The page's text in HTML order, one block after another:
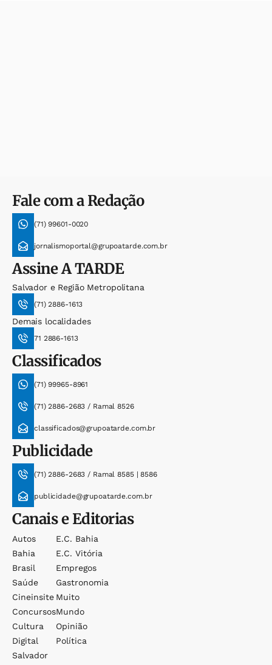
Fale com a Redação
(71) 99601-0020
jornalismoportal@grupoatarde.com.br
AssineA TARDE
Salvador e Região Metropolitana
(71) 2886-1613
Demais localidades
71 2886-1613
Classificados
(71) 99965-8961
(71) 2886-2683 / Ramal 8526
classificados@grupoatarde.com.br
Publicidade
(71) 2886-2683 / Ramal 8585 | 8586
publicidade@grupoatarde.com.br
Canais e Editorias
Autos
Bahia
Brasil
Saúde
Cineinsite
Concursos
Cultura
Digital
Salvador
E.c. Bahia
E.c. Vitória
Empregos
Gastronomia
Muito
Mundo
Opinião
Política